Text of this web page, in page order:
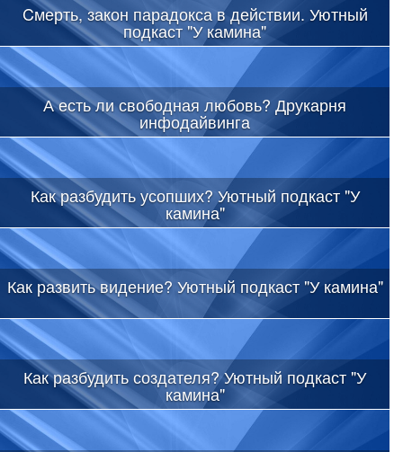
Cмерть, закон парадокса в действии. Уютный
подкаст "У камина"
А есть ли свободная любовь? Друкарня
инфодайвинга
Как разбудить усопших? Уютный подкаст "У
камина"
Как развить видение? Уютный подкаст "У камина"
Как разбудить создателя? Уютный подкаст "У
камина"